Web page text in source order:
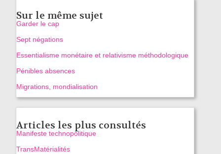
Sur le même sujet
Garder le cap
Sept négations
Essentialisme monétaire et relativisme méthodologique
Pénibles absences
Migrations, mondialisation
Articles les plus consultés
Manifeste technopolitique
TransMatérialités